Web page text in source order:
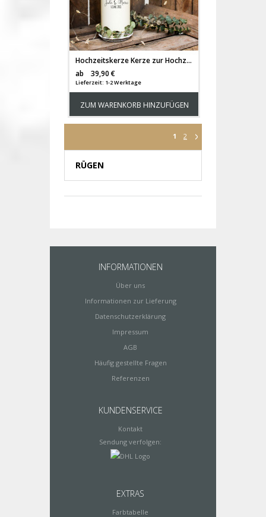
Hochzeitskerze Kerze zur Hochzeit Trauung Traukerze mit Anker Wunschnamen & Datum wk8
ab
39,90 €
Lieferzeit: 1-2 Werktage
ZUM WARENKORB HINZUFÜGEN
1 2
RÜGEN
INFORMATIONEN
Über uns
Informationen zur Lieferung
Datenschutzerklärung
Impressum
AGB
Häufig gestellte Fragen
Referenzen
KUNDENSERVICE
Kontakt
Sendung verfolgen:
EXTRAS
Farbtabelle